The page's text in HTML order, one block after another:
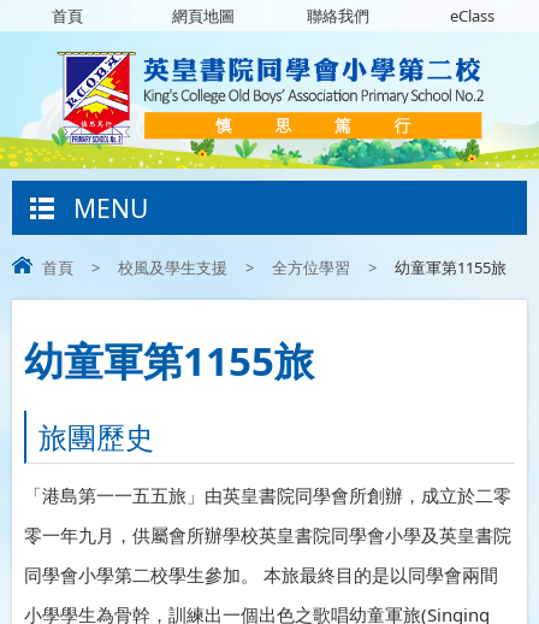
首頁 網頁地圖 聯絡我們 eClass
MENU
首頁 > 校風及學生支援 > 全方位學習 > 幼童軍第1155旅
幼童軍第1155旅
旅團歷史
「港島第一一五五旅」由英皇書院同學會所創辦，成立於二零
零一年九月，供屬會所辦學校英皇書院同學會小學及英皇書院
同學會小學第二校學生參加。 本旅最終目的是以同學會兩間
小學學生為骨幹，訓練出一個出色之歌唱幼童軍旅(Singing